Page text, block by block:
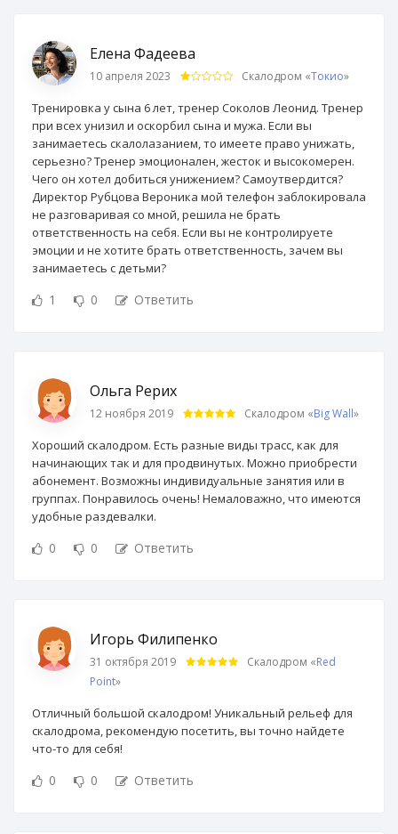
Елена Фадеева
10 апреля 2023 Скалодром «Токио»
Тренировка у сына 6 лет, тренер Соколов Леонид. Тренер
при всех унизил и оскорбил сына и мужа. Если вы
занимаетесь скалолазанием, то имеете право унижать,
серьезно? Тренер эмоционален, жесток и высокомерен.
Чего он хотел добиться унижением? Самоутвердится?
Директор Рубцова Вероника мой телефон заблокировала
не разговаривая со мной, решила не брать
ответственность на себя. Если вы не контролируете
эмоции и не хотите брать ответственность, зачем вы
занимаетесь с детьми?
1 0 Ответить
Ольга Рерих
12 ноября 2019 Скалодром «Big Wall»
Хороший скалодром. Есть разные виды трасс, как для
начинающих так и для продвинутых. Можно приобрести
абонемент. Возможны индивидуальные занятия или в
группах. Понравилось очень! Немаловажно, что имеются
удобные раздевалки.
0 0 Ответить
Игорь Филипенко
31 октября 2019 Скалодром «Red
Point»
Отличный большой скалодром! Уникальный рельеф для
скалодрома, рекомендую посетить, вы точно найдете
что-то для себя!
0 0 Ответить